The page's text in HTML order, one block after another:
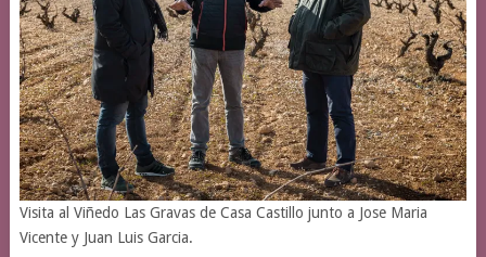
Visita al Viñedo Las Gravas de Casa Castillo junto a Jose Maria
Vicente y Juan Luis Garcia.